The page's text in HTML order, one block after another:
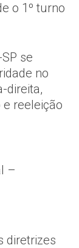
o 1º turno
se
no
direita,
reeleição
–
diretrizes